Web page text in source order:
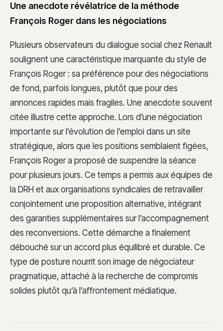
Une anecdote révélatrice de la méthode
François Roger dans les négociations
Plusieurs observateurs du dialogue social chez Renault
soulignent une caractéristique marquante du style de
François Roger : sa préférence pour des négociations
de fond, parfois longues, plutôt que pour des
annonces rapides mais fragiles. Une anecdote souvent
citée illustre cette approche. Lors d’une négociation
importante sur l’évolution de l’emploi dans un site
stratégique, alors que les positions semblaient figées,
François Roger a proposé de suspendre la séance
pour plusieurs jours. Ce temps a permis aux équipes de
la DRH et aux organisations syndicales de retravailler
conjointement une proposition alternative, intégrant
des garanties supplémentaires sur l’accompagnement
des reconversions. Cette démarche a finalement
débouché sur un accord plus équilibré et durable. Ce
type de posture nourrit son image de négociateur
pragmatique, attaché à la recherche de compromis
solides plutôt qu’à l’affrontement médiatique.